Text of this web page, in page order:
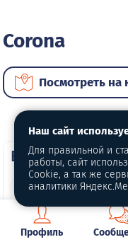
Corona
Посмотреть на
ВИП
Профиль
Наш сайт
Для правильной и
работы, сайт
Cookie, а так же
аналитики